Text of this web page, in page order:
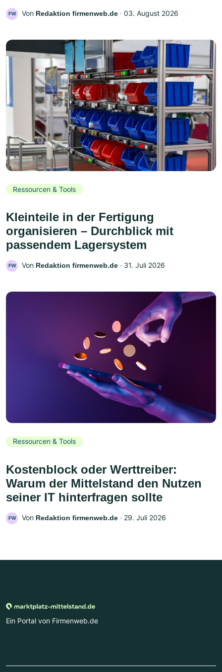
FW Von Redaktion firmenweb.de ‧ 03. August 2026
Ressourcen & Tools
Kleinteile in der Fertigung
organisieren – Durchblick mit
passendem Lagersystem
FW Von Redaktion firmenweb.de ‧ 31. Juli 2026
Ressourcen & Tools
Kostenblock oder Werttreiber:
Warum der Mittelstand den Nutzen
seiner IT hinterfragen sollte
FW Von Redaktion firmenweb.de ‧ 29. Juli 2026
Ein Portal von Firmenweb.de